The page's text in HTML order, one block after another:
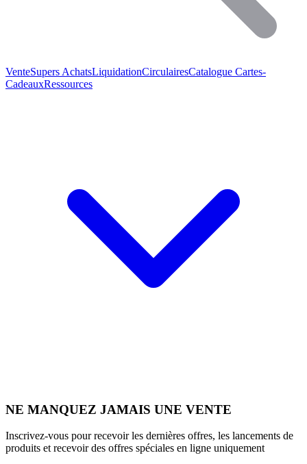
VenteSupers AchatsLiquidationCirculairesCatalogue Cartes-
CadeauxRessources
NE MANQUEZ JAMAIS UNE VENTE
Inscrivez-vous pour recevoir les dernières offres, les lancements de
produits et recevoir des offres spéciales en ligne uniquement